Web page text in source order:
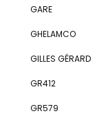
GARE
GHELAMCO
GILLES GÉRARD
GR412
GR579